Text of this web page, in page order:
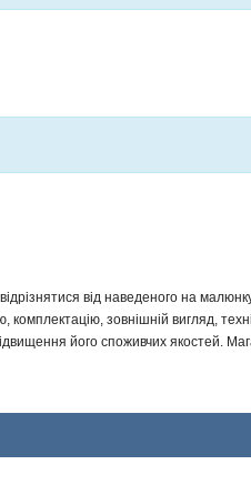
від наведеного на
зовнішній вигляд,
його споживчих якостей.